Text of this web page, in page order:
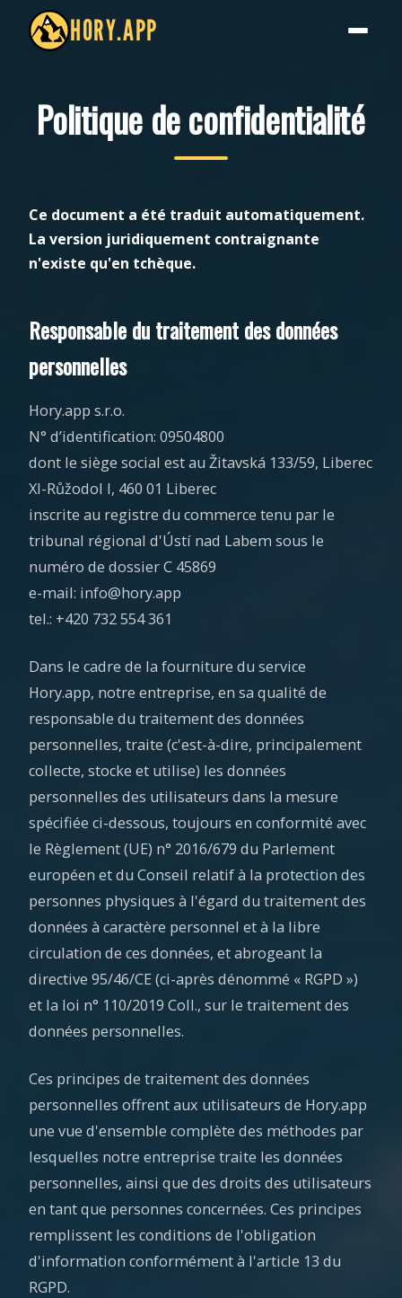
HORY.APP
Politique de confidentialité
Ce document a été traduit automatiquement.
La version juridiquement contraignante
n'existe qu'en tchèque.
Responsable du traitement des données
personnelles
Hory.app s.r.o.
N° d’identification: 09504800
dont le siège social est au Žitavská 133/59, Liberec
XI-Růžodol I, 460 01 Liberec
inscrite au registre du commerce tenu par le
tribunal régional d'Ústí nad Labem sous le
numéro de dossier C 45869
e-mail: info@hory.app
tel.: +420 732 554 361
Dans le cadre de la fourniture du service
Hory.app, notre entreprise, en sa qualité de
responsable du traitement des données
personnelles, traite (c'est-à-dire, principalement
collecte, stocke et utilise) les données
personnelles des utilisateurs dans la mesure
spécifiée ci-dessous, toujours en conformité avec
le Règlement (UE) n° 2016/679 du Parlement
européen et du Conseil relatif à la protection des
personnes physiques à l'égard du traitement des
données à caractère personnel et à la libre
circulation de ces données, et abrogeant la
directive 95/46/CE (ci-après dénommé « RGPD »)
et la loi n° 110/2019 Coll., sur le traitement des
données personnelles.
Ces principes de traitement des données
personnelles offrent aux utilisateurs de Hory.app
une vue d'ensemble complète des méthodes par
lesquelles notre entreprise traite les données
personnelles, ainsi que des droits des utilisateurs
en tant que personnes concernées. Ces principes
remplissent les conditions de l'obligation
d'information conformément à l'article 13 du
RGPD.